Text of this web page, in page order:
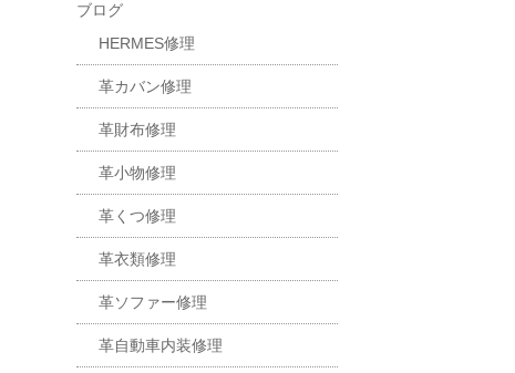
ブログ
HERMES修理
革カバン修理
革財布修理
革小物修理
革くつ修理
革衣類修理
革ソファー修理
革自動車内装修理